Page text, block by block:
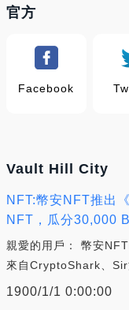
官方
Facebook
Vault Hill City
NFT:幣安NFT推出
NFT，瓜分30,000
親愛的用戶： 幣安
來自CryptoShark、Sir
1900/1/1 0:00:00